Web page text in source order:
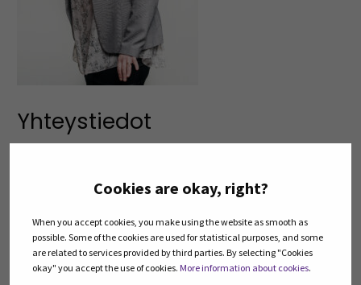
Cookies are okay, right?
When you accept cookies, you make using the website as smooth as
possible. Some of the cookies are used for statistical purposes, and some
are related to services provided by third parties. By selecting "Cookies
okay" you accept the use of cookies. More information about cookies.
Yhteystiedot
sähköposti: taru.maki@seamk.fi
Tutkinnot: KTM, FM